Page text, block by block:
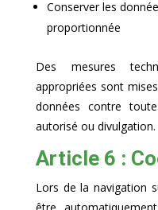
Conserver les
proportionnée
Des mesures
appropriées sont
données contre
autorisé ou divulgation.
Article 6 :
Lors de la navigation